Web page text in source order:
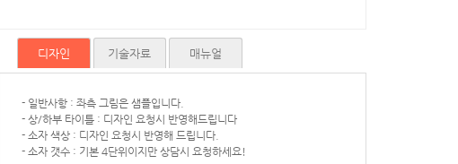
디자인 기술자료 매뉴얼
- 일반사항 : 좌측 그림은 샘플입니다.
- 상/하부 타이틀 : 디자인 요청시 반영해드립니다
- 소자 색상 : 디자인 요청시 반영해 드립니다.
- 소자 갯수 : 기본 4단위이지만 상담시 요청하세요!